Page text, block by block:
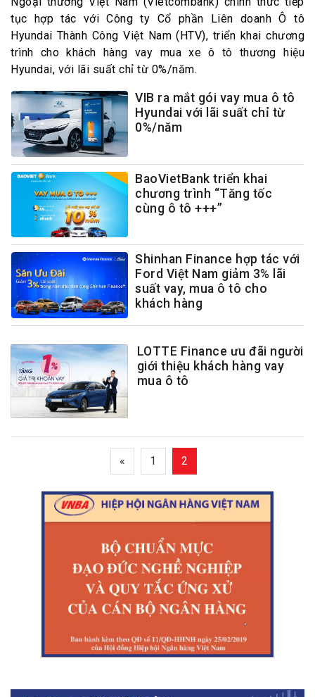
tục hợp tác với Công ty Cổ phần Liên doanh Ô tô
Hyundai Thành Công Việt Nam (HTV), triển khai chương
trình cho khách hàng vay mua xe ô tô thương hiệu
Hyundai, với lãi suất chỉ từ 0%/năm.
VIB ra mắt gói vay mua ô tô
Hyundai với lãi suất chỉ từ
0%/năm
BaoVietBank triển khai
chương trình “Tăng tốc
cùng ô tô +++”
Shinhan Finance hợp tác với
Ford Việt Nam giảm 3% lãi
suất vay, mua ô tô cho
khách hàng
LOTTE Finance ưu đãi người
giới thiệu khách hàng vay
mua ô tô
« 1 2